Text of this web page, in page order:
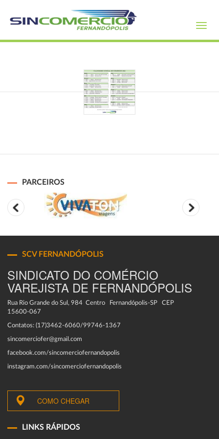
PARCEIROS
SCV FERNANDÓPOLIS
SINDICATO DO COMÉRCIO
VAREJISTA DE FERNANDÓPOLIS
Rua Rio Grande do Sul, 984 Centro Fernandópolis-SP CEP
15600-067
Contatos: (17)3462-6060/99746-1367
sincomerciofer@gmail.com
facebook.com/sincomerciofernandopolis
instagram.com/sincomerciofernandopolis
COMO CHEGAR
LINKS RÁPIDOS